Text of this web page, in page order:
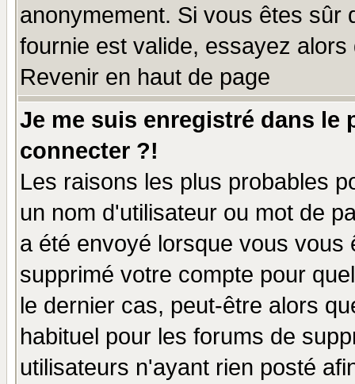
anonymement. Si vous êtes sûr
fournie est valide, essayez
Revenir en haut de page
Je me suis enregistré dans le
connecter ?!
Les raisons les plus probables
un nom d'utilisateur ou mot de
a été envoyé lorsque vous
supprimé votre compte pour
le dernier cas, peut-être alors
habituel pour les forums de
utilisateurs n'ayant rien posté